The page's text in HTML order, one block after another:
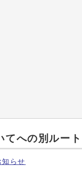
への別ルート
知らせ